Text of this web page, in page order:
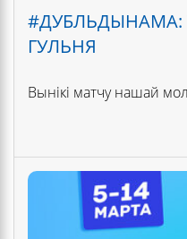
#ДУБЛЬДЫНАМА:
ГУЛЬНЯ
Вынікі матчу нашай